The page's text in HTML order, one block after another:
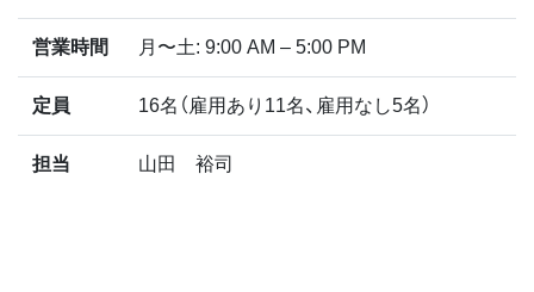
営業時間 月〜土: 9:00 AM – 5:00 PM
定員 16名（雇用あり11名、雇用なし5名）
担当 山田 裕司